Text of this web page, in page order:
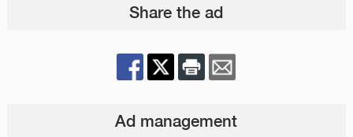
Share the ad
Ad management